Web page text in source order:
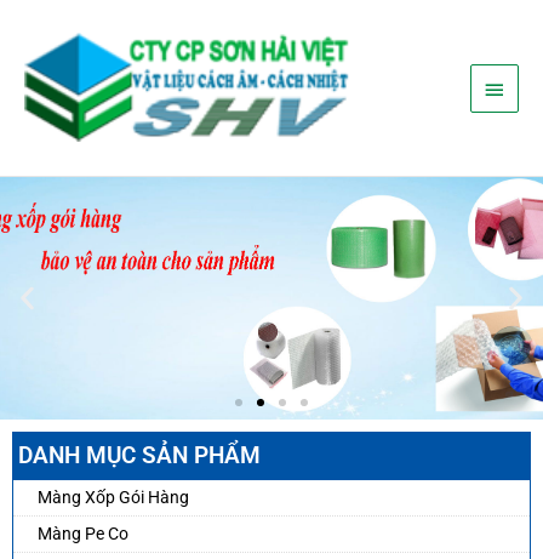
dung
chính
DANH MỤC SẢN PHẨM
Màng Xốp Gói Hàng
Màng Pe Co